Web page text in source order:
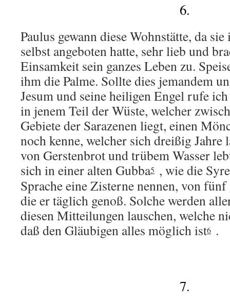
6.
Paulus gewann diese Wohnstätte, da
selbst angeboten hatte, sehr lieb und
Einsamkeit sein ganzes Leben zu.
ihm die Palme. Sollte dies jemandem
Jesum und seine heiligen Engel rufe
in jenem Teil der Wüste, welcher
Gebiete der Sarazenen liegt, einen
noch kenne, welcher sich dreißig Jahre
von Gerstenbrot und trübem Wasser
sich in einer alten Gubba5 , wie die
Sprache eine Zisterne nennen, von
die er täglich genoß. Solche werden
diesen Mitteilungen lauschen, welche
daß den Gläubigen alles möglich ist6 .
7.